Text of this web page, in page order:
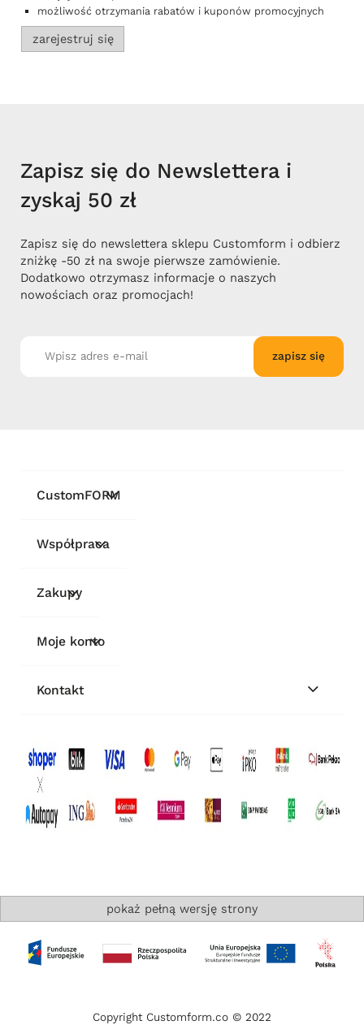
możliwość otrzymania rabatów i kuponów promocyjnych
zarejestruj się
Zapisz się do Newslettera i
zyskaj 50 zł
Zapisz się do newslettera sklepu Customform i odbierz
zniżkę -50 zł na swoje pierwsze zamówienie.
Dodatkowo otrzymasz informacje o naszych
nowościach oraz promocjach!
zapisz się
CustomFORM
Współpraca
Zakupy
Moje konto
Kontakt
pokaż pełną wersję strony
Copyright Customform.co © 2022